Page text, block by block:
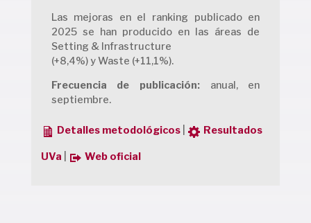
Las mejoras en el ranking publicado en
2025 se han producido en las áreas de
Setting & Infrastructure
(+8,4%) y Waste (+11,1%).
Frecuencia de publicación:anual, en
septiembre.
Detalles metodológicos Resultados
UVa Web oficial